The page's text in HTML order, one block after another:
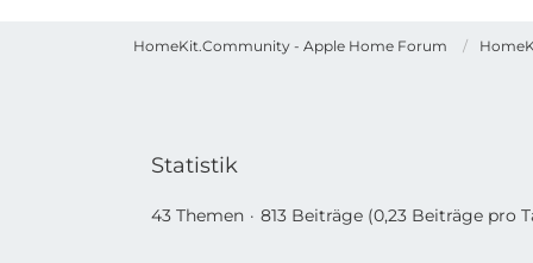
HomeKit.Community - Apple Home Forum
Statistik
43 Themen 813 Beiträge (0,23 Beiträge pro